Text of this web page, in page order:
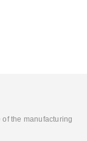
the manufacturing